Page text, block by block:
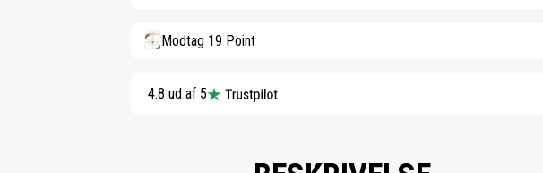
Modtag 19 Point
4.8 ud af 5